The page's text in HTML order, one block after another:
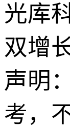
光库
双增
声明
考，